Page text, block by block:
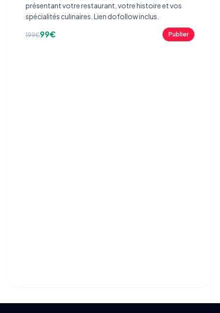
présentant votre restaurant, votre histoire et vos
spécialités culinaires. Lien dofollow inclus.
199€99€ Publier